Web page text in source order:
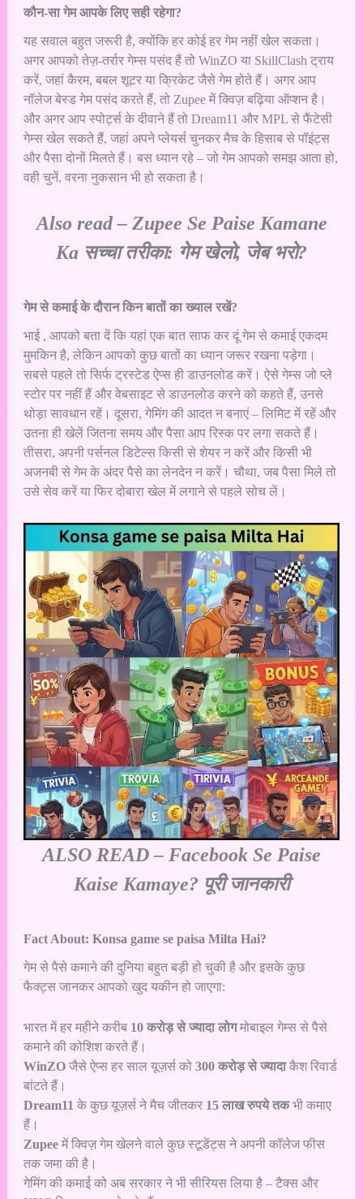
कौन-सा गेम आपके लिए सही रहेगा?
यह सवाल बहुत जरूरी है, क्योंकि हर कोई हर गेम नहीं खेल सकता।
अगर आपको तेज़-तर्रार गेम्स पसंद हैं तो WinZO या SkillClash ट्राय
करें, जहां कैरम, बबल शूटर या क्रिकेट जैसे गेम होते हैं। अगर आप
नॉलेज बेस्ड गेम पसंद करते हैं, तो Zupee में क्विज़ बढ़िया ऑप्शन है।
और अगर आप स्पोर्ट्स के दीवाने हैं तो Dream11 और MPL से फैंटेसी
गेम्स खेल सकते हैं, जहां अपने प्लेयर्स चुनकर मैच के हिसाब से पॉइंट्स
और पैसा दोनों मिलते हैं। बस ध्यान रहे – जो गेम आपको समझ आता हो,
वही चुनें, वरना नुकसान भी हो सकता है।
Also read – Zupee Se Paise Kamane
Ka सच्चा तरीका: गेम खेलो, जेब भरो?
गेम से कमाई के दौरान किन बातों का ख्याल रखें?
भाई , आपको बता दें कि यहां एक बात साफ कर दूं गेम से कमाई एकदम
मुमकिन है, लेकिन आपको कुछ बातों का ध्यान जरूर रखना पड़ेगा।
सबसे पहले तो सिर्फ ट्रस्टेड ऐप्स ही डाउनलोड करें। ऐसे गेम्स जो प्ले
स्टोर पर नहीं हैं और वेबसाइट से डाउनलोड करने को कहते हैं, उनसे
थोड़ा सावधान रहें। दूसरा, गेमिंग की आदत न बनाएं – लिमिट में रहें और
उतना ही खेलें जितना समय और पैसा आप रिस्क पर लगा सकते हैं।
तीसरा, अपनी पर्सनल डिटेल्स किसी से शेयर न करें और किसी भी
अजनबी से गेम के अंदर पैसे का लेनदेन न करें। चौथा, जब पैसा मिले तो
उसे सेव करें या फिर दोबारा खेल में लगाने से पहले सोच लें।
ALSO READ – Facebook Se Paise
Kaise Kamaye? पूरी जानकारी
Fact About: Konsa game se paisa Milta Hai?
गेम से पैसे कमाने की दुनिया बहुत बड़ी हो चुकी है और इसके कुछ
फैक्ट्स जानकर आपको खुद यकीन हो जाएगा:
भारत में हर महीने करीब 10 करोड़ से ज्यादा लोगमोबाइल गेम्स से पैसे
कमाने की कोशिश करते हैं।
WinZOजैसे ऐप्स हर साल यूज़र्स को 300 करोड़ से ज्यादाकैश रिवार्ड
बांटते हैं।
Dream11 के कुछ यूज़र्स ने मैच जीतकर 15 लाख रुपये तकभी कमाए
हैं।
Zupeeमें क्विज़ गेम खेलने वाले कुछ स्टूडेंट्स ने अपनी कॉलेज फीस
तक जमा की है।
गेमिंग की कमाई को अब सरकार ने भी सीरियस लिया है – टैक्स और